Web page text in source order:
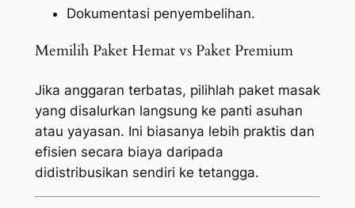
Dokumentasi penyembelihan.
Memilih Paket Hemat vs Paket Premium
Jika anggaran terbatas, pilihlah paket masak
yang disalurkan langsung ke panti asuhan
atau yayasan. Ini biasanya lebih praktis dan
efisien secara biaya daripada
didistribusikan sendiri ke tetangga.